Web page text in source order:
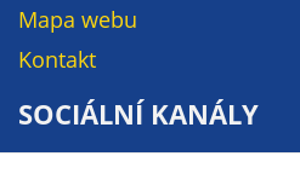
Mapa webu
Kontakt
SOCIÁLNÍ KANÁLY